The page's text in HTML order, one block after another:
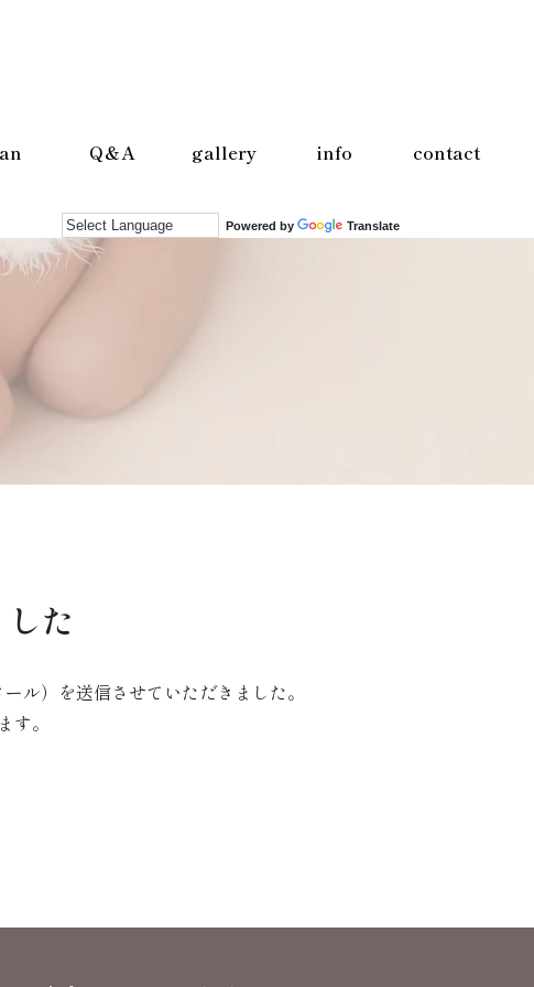
Q＆A gallery info contact
Powered by Translate
た
ル）を送信させていただきました。
。